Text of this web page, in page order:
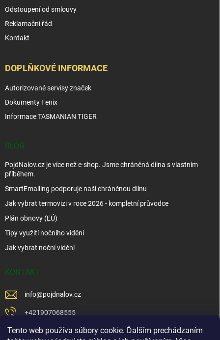
Tento web používa súbory cookie. Ďalším prechádzaním
Odstoupení od smlouvy
Reklamační řád
Kontakt
DOPLŇKOVÉ INFORMACE
Autorizované servisy značek
Dokumenty Fenix
Informace TASMANIAN TIGER
BLOG
PojdNalov.cz je více než e-shop. Jsme chráněná dílna s vlastním
příběhem.
SmartEmailing podporuje naši chráněnou dílnu
Jak vybrat termovizi v roce 2026 - kompletní průvodce
Plán obnovy (EÚ)
Tipy využití nočního vidění
Jak vybrat noční vidění
KONTAKT
info@pojdnalov.cz
+421907068555
+421902479599